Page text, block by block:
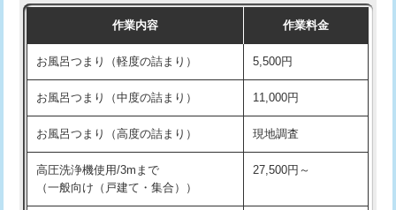
交換・取付（温水洗浄便座） 16,500円+材料費
交換・取付(単水栓（壁付・デッキ
式）)
13,200円+材料費
交換・取付(混合水栓（壁付・デッキ
式・ワンホール）)
16,500円+材料費
交換・取付(排水栓・排水トラップ
（P/S/ポップアップ））
22,000円+材料費
作業内容 作業料金
お風呂つまり（軽度の詰まり） 5,500円
お風呂つまり（中度の詰まり） 11,000円
お風呂つまり（高度の詰まり） 現地調査
高圧洗浄機使用/3mまで
（一般向け（戸建て・集合））
27,500円～